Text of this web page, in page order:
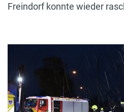
Freindorf konnte wieder